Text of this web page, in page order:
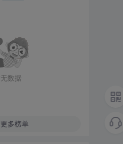
数据
多榜单